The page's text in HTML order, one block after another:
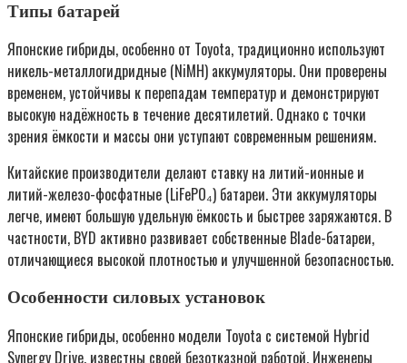
Типы батарей
Японские гибриды, особенно от Toyota, традиционно используют
никель-металлогидридные (NiMH) аккумуляторы. Они проверены
временем, устойчивы к перепадам температур и демонстрируют
высокую надёжность в течение десятилетий. Однако с точки
зрения ёмкости и массы они уступают современным решениям.
Китайские производители делают ставку на литий-ионные и
литий-железо-фосфатные (LiFePO₄) батареи. Эти аккумуляторы
легче, имеют большую удельную ёмкость и быстрее заряжаются. В
частности, BYD активно развивает собственные Blade-батареи,
отличающиеся высокой плотностью и улучшенной безопасностью.
Особенности силовых установок
Японские гибриды, особенно модели Toyota с системой Hybrid
Synergy Drive, известны своей безотказной работой. Инженеры